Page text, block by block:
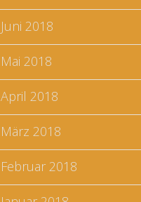
Juni 2018
Mai 2018
April 2018
März 2018
Februar 2018